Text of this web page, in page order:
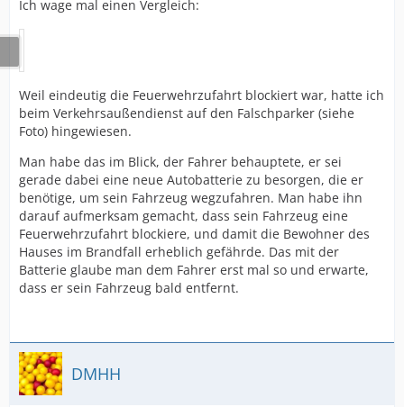
Ich wage mal einen Vergleich:
Weil eindeutig die Feuerwehrzufahrt blockiert war, hatte ich
beim Verkehrsaußendienst auf den Falschparker (siehe
Foto) hingewiesen.
Man habe das im Blick, der Fahrer behauptete, er sei
gerade dabei eine neue Autobatterie zu besorgen, die er
benötige, um sein Fahrzeug wegzufahren. Man habe ihn
darauf aufmerksam gemacht, dass sein Fahrzeug eine
Feuerwehrzufahrt blockiere, und damit die Bewohner des
Hauses im Brandfall erheblich gefährde. Das mit der
Batterie glaube man dem Fahrer erst mal so und erwarte,
dass er sein Fahrzeug bald entfernt.
DMHH